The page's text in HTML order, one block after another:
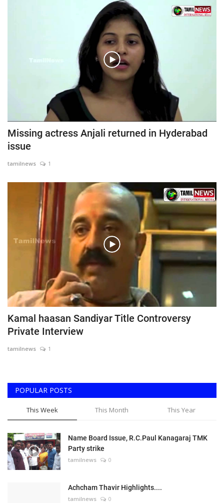
Missing actress Anjali returned in Hyderabad
issue
tamilnews 1
Kamal haasan Sandiyar Title Controversy
Private Interview
tamilnews 1
POPULAR POSTS
This Week This Month This Year
Name Board Issue, R.C.Paul Kanagaraj TMK
Party strike
tamilnews 0
Achcham Thavir Highlights....
tamilnews 0